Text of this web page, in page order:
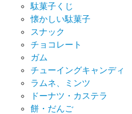
駄菓子くじ
懐かしい駄菓子
スナック
チョコレート
ガム
チューイングキャンディ
ラムネ、ミンツ
ドーナツ・カステラ
餅・だんご